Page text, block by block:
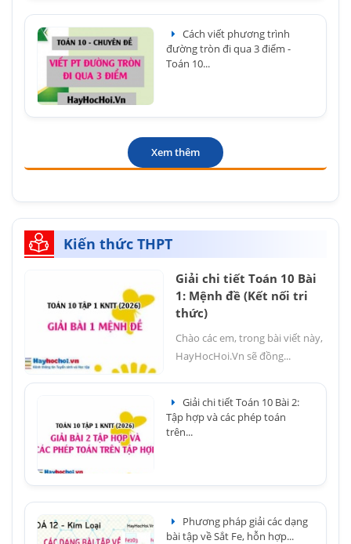
Cách viết phương trình
đường tròn đi qua 3 điểm -
Toán 10...
Xem thêm
Kiến thức THPT
Giải chi tiết Toán 10 Bài
1: Mệnh đề (Kết nối tri
thức)
Chào các em, trong bài viết này,
HayHocHoi.Vn sẽ đồng...
Giải chi tiết Toán 10 Bài 2:
Tập hợp và các phép toán
trên...
Phương pháp giải các dạng
bài tập về Sắt Fe, hỗn hợp...